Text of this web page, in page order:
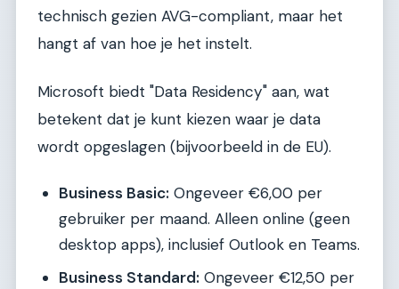
technisch gezien AVG-compliant, maar het
hangt af van hoe je het instelt.
Microsoft biedt "Data Residency" aan, wat
betekent dat je kunt kiezen waar je data
wordt opgeslagen (bijvoorbeeld in de EU).
Business Basic: Ongeveer €6,00 per
gebruiker per maand. Alleen online (geen
desktop apps), inclusief Outlook en Teams.
Business Standard: Ongeveer €12,50 per